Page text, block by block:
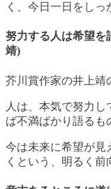
く、今日一日をしっ
努力する人は希望
靖)
芥川賞作家の井上靖
人は、本気で努力
ば不満ばかり語るも
今は未来に希望が見
くという、明るく前